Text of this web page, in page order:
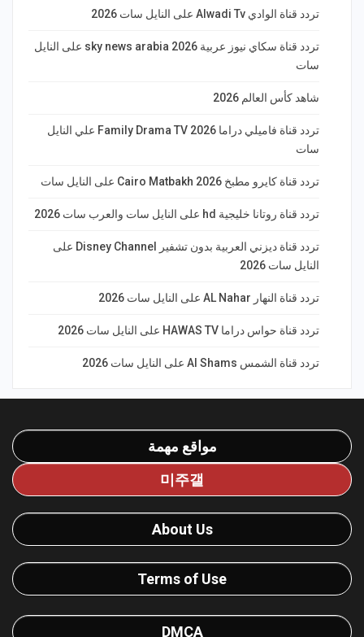
تردد قناة الوادي Alwadi Tv على النايل سات 2026
تردد قناة سكاي نيوز عربية 2026 sky news arabia على النايل
سات
شاهد كأس العالم 2026
تردد قناة فاميلي دراما Family Drama TV 2026 علي النايل
سات
تردد قناة كايرو مطبخ 2026 Cairo Matbakh على النايل سات
تردد قناة روتانا خليجية hd على النايل سات والعرب سات 2026
تردد قناة ديزني العربية بدون تشفير Disney Channel على
النايل سات 2026
تردد قناة النهار AL Nahar على النايل سات 2026
تردد قناة حواس دراما HAWAS TV على النايل سات 2026
تردد قناة الشمس Al Shams على النايل سات 2026
مواقع مهمة
미주갤
About Us
Terms of Use
DMCA